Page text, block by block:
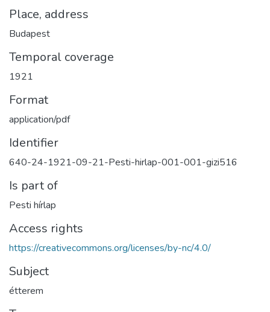
Place, address
Budapest
Temporal coverage
1921
Format
application/pdf
Identifier
640-24-1921-09-21-Pesti-hirlap-001-001-gizi516
Is part of
Pesti hírlap
Access rights
https://creativecommons.org/licenses/by-nc/4.0/
Subject
étterem